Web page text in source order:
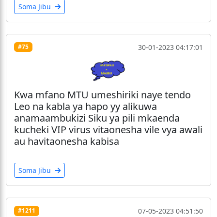
Soma Jibu
#75 30-01-2023 04:17:01
Kwa mfano MTU umeshiriki naye tendo
Leo na kabla ya hapo yy alikuwa
anamaambukizi Siku ya pili mkaenda
kucheki VIP virus vitaonesha vile vya awali
au havitaonesha kabisa
Soma Jibu
#1211 07-05-2023 04:51:50